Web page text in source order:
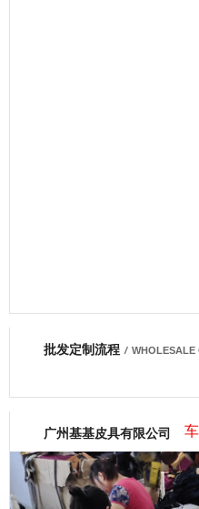
网商会会员
批发定制流程 / WHOLESALE
广州基基皮具有限公司